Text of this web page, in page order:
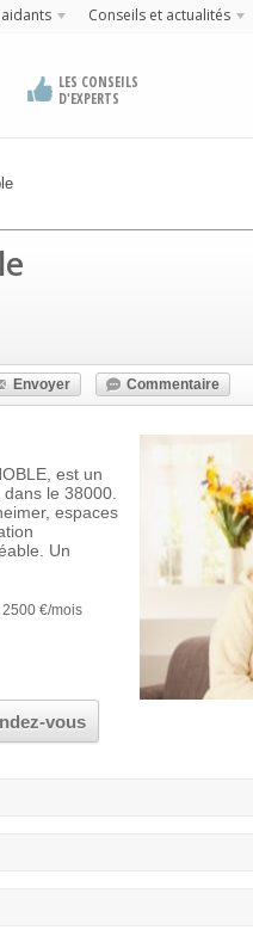
Conseils et actualités
LES CONSEILS
D'EXPERTS
Envoyer Commentaire
est un
le 38000.
espaces
Un
2500 €/mois
vous